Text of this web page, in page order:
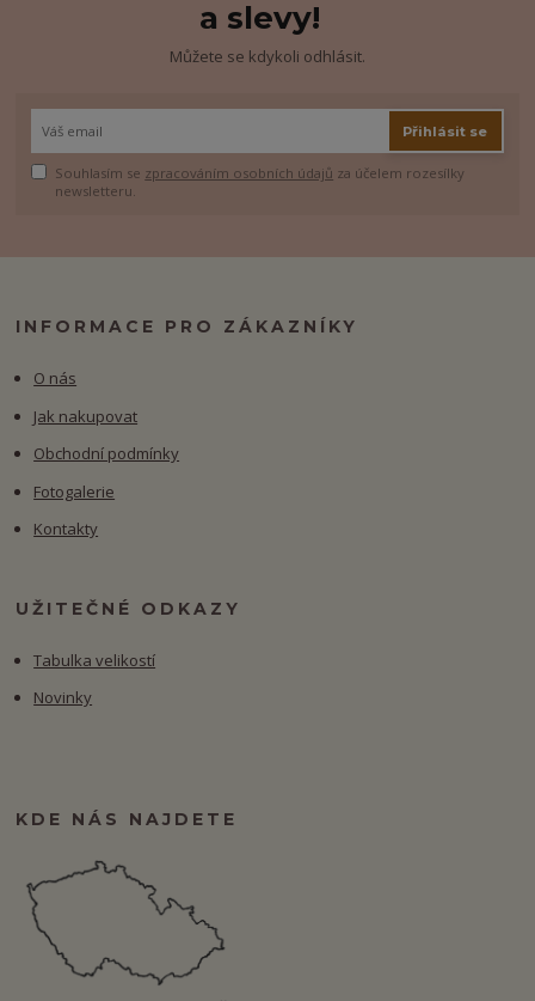
a slevy!
Můžete se kdykoli odhlásit.
Přihlásit se
Souhlasím se zpracováním osobních údajů za účelem rozesílky
newsletteru.
INFORMACE PRO ZÁKAZNÍKY
O nás
Jak nakupovat
Obchodní podmínky
Fotogalerie
Kontakty
UŽITEČNÉ ODKAZY
Tabulka velikostí
Novinky
KDE NÁS NAJDETE